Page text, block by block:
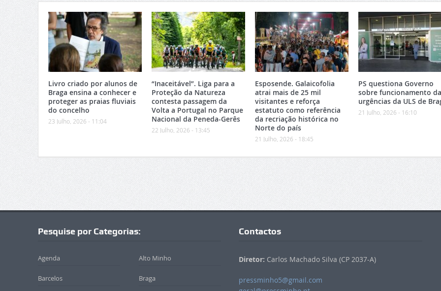
Livro criado por alunos de
Braga ensina a conhecer e
proteger as praias fluviais
do concelho
23 Julho, 2026 - 11:04
“Inaceitável”. Liga para a
Proteção da Natureza
contesta passagem da
Volta a Portugal no Parque
Nacional da Peneda-Gerês
22 Julho, 2026 - 13:45
Esposende. Galaicofolia
atrai mais de 25 mil
visitantes e reforça
estatuto como referência
da recriação histórica no
Norte do país
21 Julho, 2026 - 18:45
PS questiona Governo
sobre funcionamento
urgências da ULS de
21 Julho, 2026 - 16:10
Pesquise por Categorias:
Agenda Alto Minho
Barcelos Braga
Contactos
Diretor: Carlos Machado Silva (CP 2037-A)
pressminho5@gmail.com